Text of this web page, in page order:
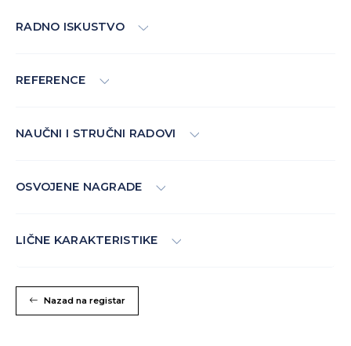
RADNO ISKUSTVO
REFERENCE
NAUČNI I STRUČNI RADOVI
OSVOJENE NAGRADE
LIČNE KARAKTERISTIKE
Nazad na registar